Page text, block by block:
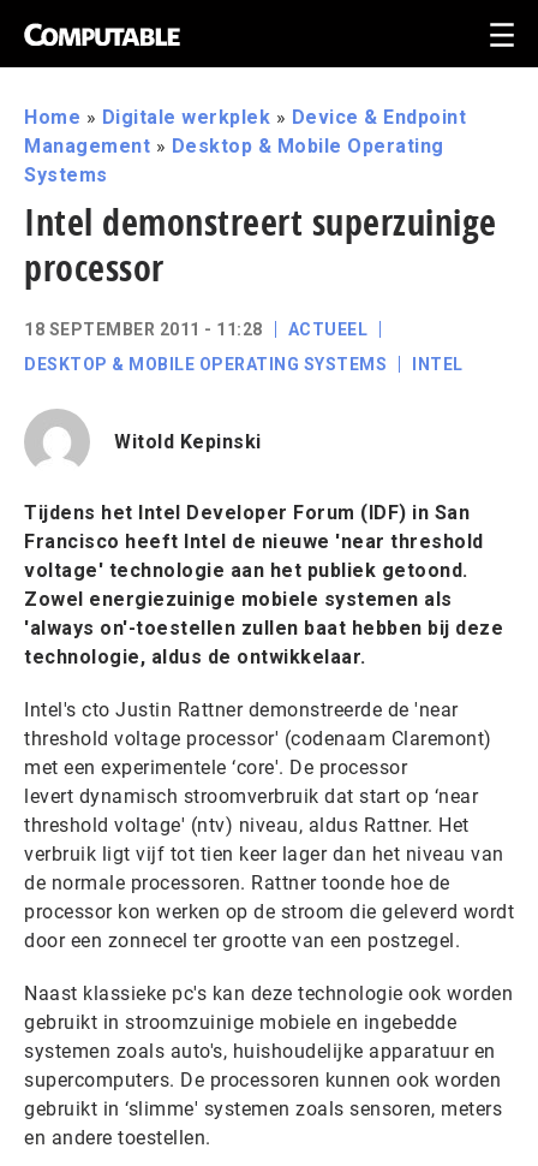
Home » Digitale werkplek » Device & Endpoint
Management » Desktop & Mobile Operating
Systems
Intel demonstreert superzuinige
processor
18 SEPTEMBER 2011 - 11:28
ACTUEEL
DESKTOP & MOBILE OPERATING SYSTEMS
INTEL
Witold Kepinski
Tijdens het Intel Developer Forum (IDF) in San
Francisco heeft Intel de nieuwe 'near threshold
voltage' technologie aan het publiek getoond.
Zowel energiezuinige mobiele systemen als
'always on'-toestellen zullen baat hebben bij deze
technologie, aldus de ontwikkelaar.
Intel's cto Justin Rattner demonstreerde de 'near
threshold voltage processor' (codenaam Claremont)
met een experimentele ‘core'. De processor
levert dynamisch stroomverbruik dat start op ‘near
threshold voltage' (ntv) niveau, aldus Rattner. Het
verbruik ligt vijf tot tien keer lager dan het niveau van
de normale processoren. Rattner toonde hoe de
processor kon werken op de stroom die geleverd wordt
door een zonnecel ter grootte van een postzegel.
Naast klassieke pc's kan deze technologie ook worden
gebruikt in stroomzuinige mobiele en ingebedde
systemen zoals auto's, huishoudelijke apparatuur en
supercomputers. De processoren kunnen ook worden
gebruikt in ‘slimme' systemen zoals sensoren, meters
en andere toestellen.